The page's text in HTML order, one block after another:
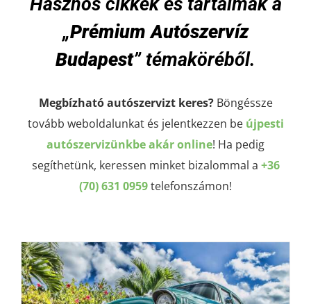
„Prémium Autószervíz
Budapest” témaköréből.
Megbízható autószervizt keres?Böngéssze
tovább weboldalunkat és jelentkezzen be újpesti
autószervizünkbe akár online! Ha pedig
segíthetünk, keressen minket bizalommal a +36
(70) 631 0959telefonszámon!